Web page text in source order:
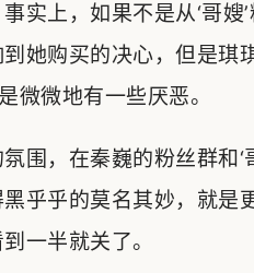
实上，如果不是从‘哥嫂
她购买的决心，但是琪
微地有一些厌恶。
，在秦巍的粉丝群和‘
乎乎的莫名其妙，就是
一半就关了。